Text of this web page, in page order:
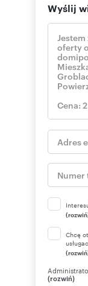
Wyślij
Chcę
(rozwiń)